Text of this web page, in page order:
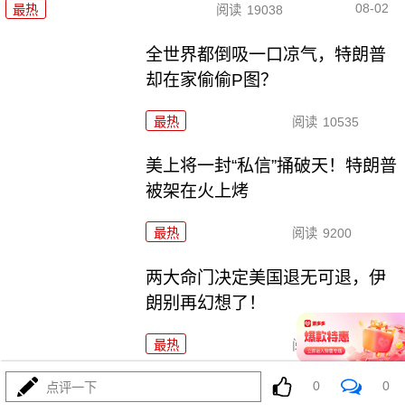
最热 阅读 19038 08-02
全世界都倒吸一口凉气，特朗普
却在家偷偷P图？
最热 阅读 10535
美上将一封“私信”捅破天！特朗普
被架在火上烤
最热 阅读 9200
两大命门决定美国退无可退，伊
朗别再幻想了！
最热 阅读 6862
打伊朗五个月仗，把美军打成了
点评一下 0 0